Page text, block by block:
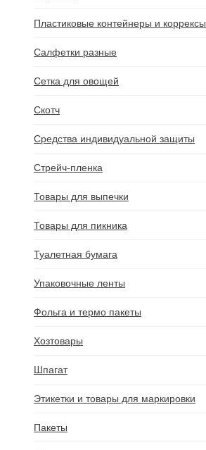
×
Ваша корзина пуста!
Пластиковые контейнеры и коррексы
Салфетки разные
Сетка для овощей
Скотч
Средства индивидуальной защиты
Стрейч-пленка
Товары для выпечки
Товары для пикника
Туалетная бумага
Упаковочные ленты
Фольга и термо пакеты
Хозтовары
Шпагат
Этикетки и товары для маркировки
Пакеты